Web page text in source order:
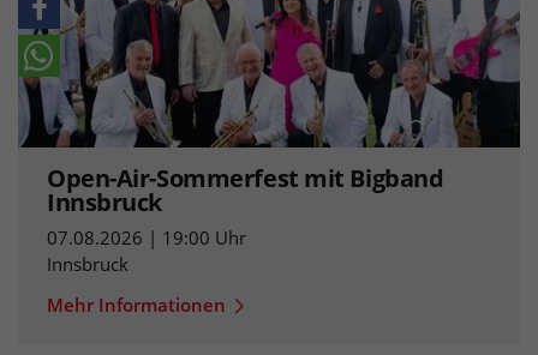
Open-Air-Sommerfest mit Bigband
Innsbruck
07.08.2026 | 19:00 Uhr
Innsbruck
Mehr Informationen